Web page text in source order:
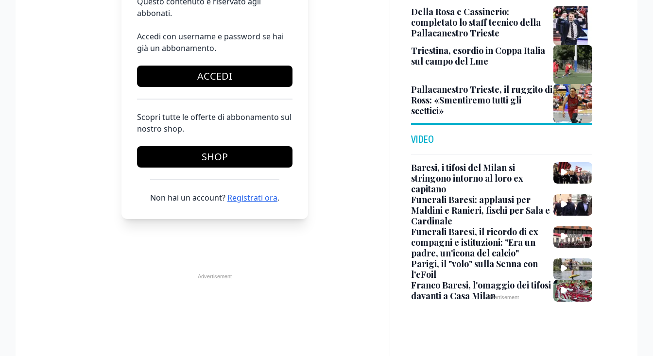
abbonati.
Accedi con username e password se hai
già un abbonamento.
ACCEDI
Scopri tutte le offerte di abbonamento sul
nostro shop.
SHOP
Non hai un account? Registrati ora.
Della Rosa e Cassinerio:
completato lo staff tecnico della
Pallacanestro Trieste
Triestina, esordio in Coppa Italia
sul campo del Lme
Pallacanestro Trieste, il ruggito di
Ross: «Smentiremo tutti gli
scettici»
VIDEO
Baresi, i tifosi del Milan si
stringono intorno al loro ex
capitano
Funerali Baresi: applausi per
Maldini e Ranieri, fischi per Sala e
Cardinale
Funerali Baresi, il ricordo di ex
compagni e istituzioni: "Era un
padre, un'icona del calcio"
Parigi, il "volo" sulla Senna con
l'eFoil
Franco Baresi, l'omaggio dei tifosi
davanti a Casa Milan